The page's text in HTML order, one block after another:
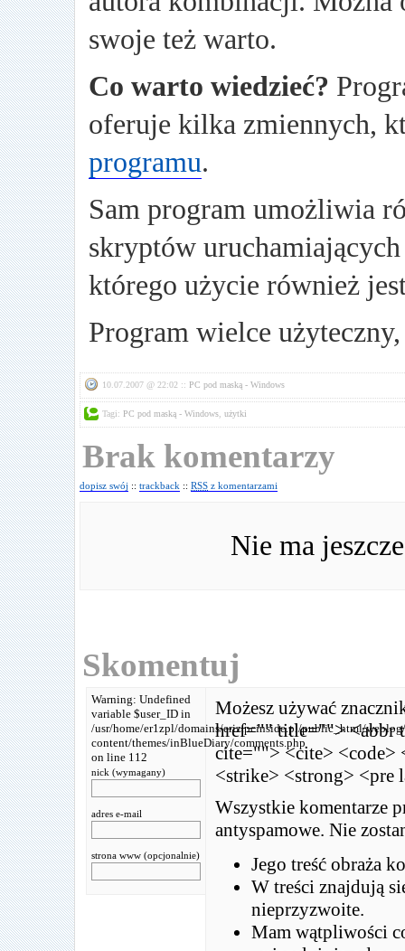
swoje też warto.
Co warto wiedzieć?
oferuje kilka zmiennych,
programu.
Sam program umożliwia
skryptów
którego użycie również
Program wielce
10.07.2007 @ 22:02 ::PC pod maską - Windows
Tagi:PC pod maską - Windows ,użytki
Brak komentarzy
dopisz swój ::trackback ::RSS z komentarzami
Nie ma
Skomentuj
Możesz używać
href="" title=""> <abbr
cite=""> <cite> <code>
<strike> <strong>
Wszystkie komentarze
antyspamowe. Nie
Jego treść obraża
W treści znajdują
nieprzyzwoite.
Mam wątpliwości
Warning: Undefined
variable $user_ID in
/usr/home/er1zpl/domains/eriz.pcinside.pl/public_html/
content/themes/inBlueDiary/comments.php
on line 112
nick (wymagany)
adres e-mail
strona www (opcjonalnie)